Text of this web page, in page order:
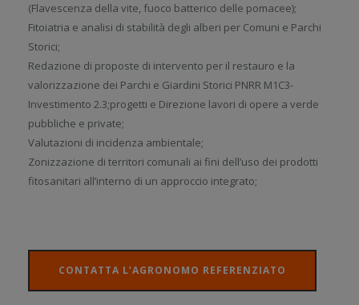
(Flavescenza della vite, fuoco batterico delle pomacee);
Fitoiatria e analisi di stabilità degli alberi per Comuni e Parchi
Storici;
Redazione di proposte di intervento per il restauro e la
valorizzazione dei Parchi e Giardini Storici PNRR M1C3-
Investimento 2.3;progetti e Direzione lavori di opere a verde
pubbliche e private;
Valutazioni di incidenza ambientale;
Zonizzazione di territori comunali ai fini dell’uso dei prodotti
fitosanitari all’interno di un approccio integrato;
CONTATTA L’AGRONOMO REFERENZIATO